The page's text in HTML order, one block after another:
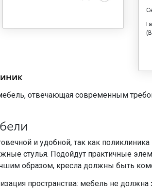
отвечающая современным
и удобной, так как
стулья. Подойдут практичные
образом, кресла должны быть
пространства: мебель не